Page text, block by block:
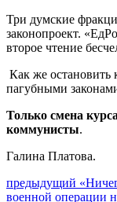
Три думские
законопроект.
второе чтение
Как же
пагубными
Только смена
коммунисты.
Галина Платова.
Навигация
предыдущий
пост:
военной операции